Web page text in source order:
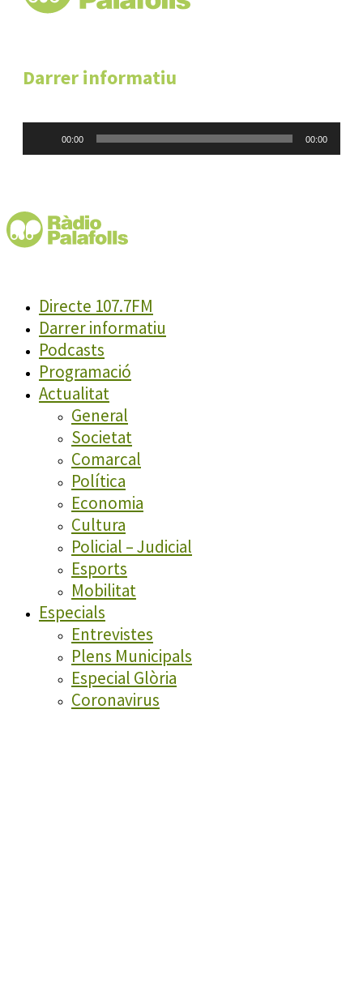
Darrer informatiu
00:00 00:00
Directe 107.7FM
Darrer informatiu
Podcasts
Programació
Actualitat
General
Societat
Comarcal
Política
Economia
Cultura
Policial – Judicial
Esports
Mobilitat
Especials
Entrevistes
Plens Municipals
Especial Glòria
Coronavirus